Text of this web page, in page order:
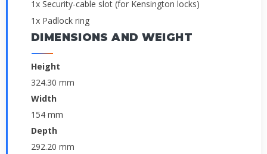
1x Security-cable slot (for Kensington locks)
1x Padlock ring
DIMENSIONS AND WEIGHT
Height
324.30 mm
Width
154 mm
Depth
292.20 mm